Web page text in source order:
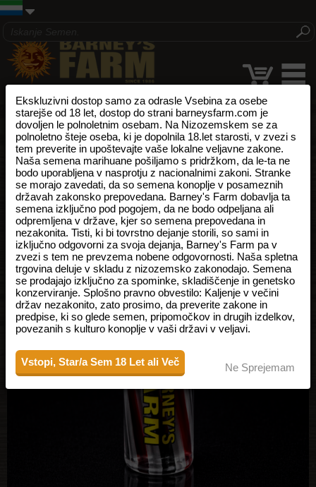
Ekskluzivni dostop samo za odrasle Vsebina za osebe
starejše od 18 let, dostop do strani barneysfarm.com je
dovoljen le polnoletnim osebam. Na Nizozemskem se za
polnoletno šteje oseba, ki je dopolnila 18.let starosti, v zvezi s
tem preverite in upoštevajte vaše lokalne veljavne zakone.
Naša semena marihuane pošiljamo s pridržkom, da le-ta ne
bodo uporabljena v nasprotju z nacionalnimi zakoni. Stranke
se morajo zavedati, da so semena konoplje v posameznih
državah zakonsko prepovedana. Barney's Farm dobavlja ta
semena izključno pod pogojem, da ne bodo odpeljana ali
odpremljena v države, kjer so semena prepovedana in
nezakonita. Tisti, ki bi tovrstno dejanje storili, so sami in
izključno odgovorni za svoja dejanja, Barney's Farm pa v
zvezi s tem ne prevzema nobene odgovornosti. Naša spletna
trgovina deluje v skladu z nizozemsko zakonodajo. Semena
se prodajajo izključno za spominke, skladiščenje in genetsko
konzerviranje. Splošno pravno obvestilo: Kaljenje v večini
držav nezakonito, zato prosimo, da preverite zakone in
predpise, ki so glede semen, pripomočkov in drugih izdelkov,
povezanih s kulturo konoplje v vaši državi v veljavi.
Vstopi, Star/a Sem 18 Let ali Več Ne Sprejemam